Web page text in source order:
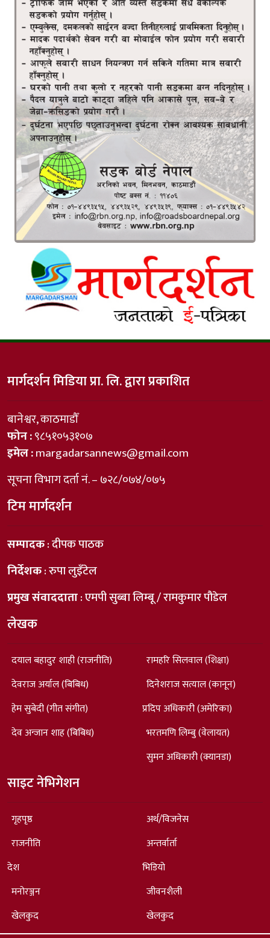
मार्गदर्शन मिडिया प्रा. लि. द्वारा प्रकाशित
बानेश्वर, काठमाडौँ
फोन :९८५१०५३१०७
इमेल :margadarsannews@gmail.com
सूचना विभाग दर्ता नं. – ७२८/०७४/०७५
टिम मार्गदर्शन
सम्पादक: दीपक पाठक
निर्देशक: रुपा लुइँटेल
प्रमुख संवाददाता: एमपी सुब्बा लिम्बू / रामकुमार पौडेल
लेखक
दयाल बहादुर शाही (राजनीति)
देवराज अर्याल (बिबिध)
हेम सुबेदी (गीत संगीत)
देव अन्जान शाह (बिबिध)
रामहरि सिलवाल (शिक्षा)
दिनेशराज सत्याल (कानून)
प्रदिप अधिकारी (अमेरिका)
भरतमणि लिम्बु (वेलायत)
सुमन अधिकारी (क्यानडा)
साइट नेभिगेशन
गृहपृष्ठ
राजनीति
देश
मनोरञ्जन
खेलकुद
अर्थ/विजनेस
अन्तर्वार्ता
भिडियो
जीवनशैली
खेलकुद